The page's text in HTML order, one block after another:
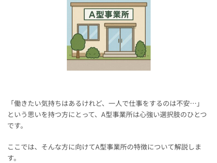
「働きたい気持ちはあるけれど、一人で仕事をするのは不安…」
という思いを持つ方にとって、A型事業所は心強い選択肢のひとつ
です。
ここでは、そんな方に向けてA型事業所の特徴について解説しま
す。